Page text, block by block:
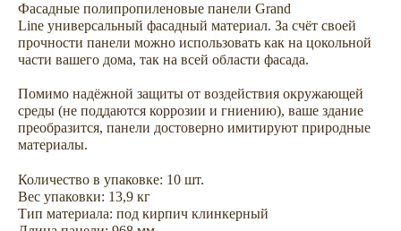
Фасадные полипропиленовые панели Grand
Line универсальный фасадный материал. За счёт своей
прочности панели можно использовать как на цокольной
части вашего дома, так на всей области фасада.
Помимо надёжной защиты от воздействия окружающей
среды (не поддаются коррозии и гниению), ваше здание
преобразится, панели достоверно имитируют природные
материалы.
Количество в упаковке: 10 шт.
Вес упаковки: 13,9 кг
Тип материала: под кирпич клинкерный
Не откладывайте
покупку на потом